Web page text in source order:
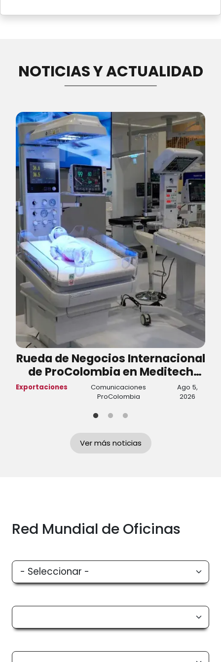
NOTICIAS Y ACTUALIDAD
Rueda de Negocios Internacional
de ProColombia en Meditech
generó negocios por cerca de
USD 5,8 millones
Exportaciones
Comunicaciones
ProColombia
Ago 5,
2026
Ver más noticias
Red Mundial de Oficinas